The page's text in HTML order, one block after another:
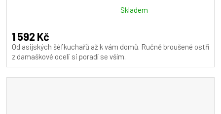
produktu
je
5,0
Skladem
1 592 Kč
Od asijských šéfkuchařů až k vám domů. Ručně broušené ostří
z damaškové oceli si poradí se vším.